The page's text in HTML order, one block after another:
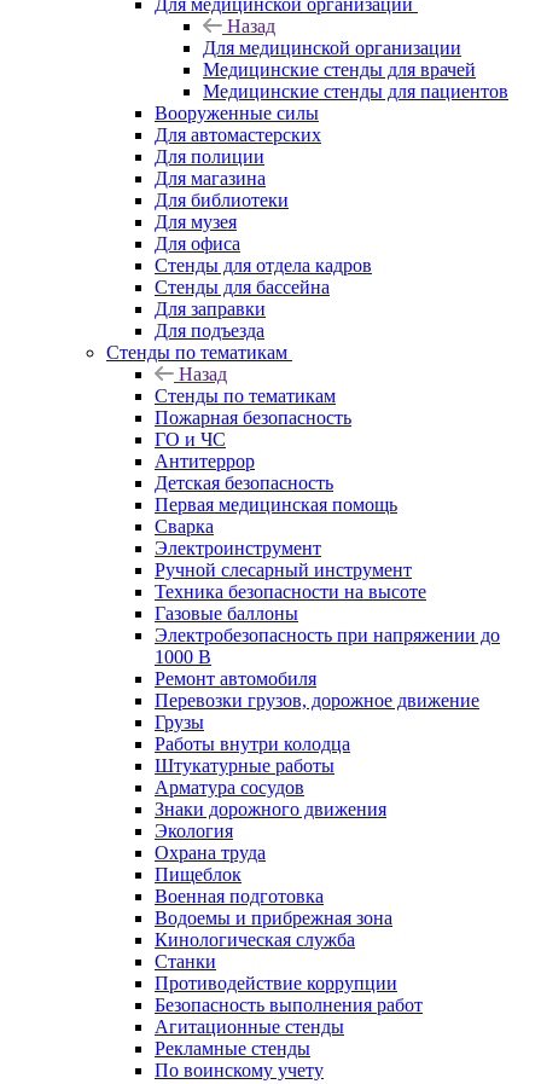
Для медицинской организации
Назад
Для медицинской организации
Медицинские стенды для врачей
Медицинские стенды для пациентов
Вооруженные силы
Для автомастерских
Для полиции
Для магазина
Для библиотеки
Для музея
Для офиса
Стенды для отдела кадров
Стенды для бассейна
Для заправки
Для подъезда
Стенды по тематикам
Назад
Стенды по тематикам
Пожарная безопасность
ГО и ЧС
Антитеррор
Детская безопасность
Первая медицинская помощь
Сварка
Электроинструмент
Ручной слесарный инструмент
Техника безопасности на высоте
Газовые баллоны
Электробезопасность при напряжении до
1000 В
Ремонт автомобиля
Перевозки грузов, дорожное движение
Грузы
Работы внутри колодца
Штукатурные работы
Арматура сосудов
Знаки дорожного движения
Экология
Охрана труда
Пищеблок
Военная подготовка
Водоемы и прибрежная зона
Кинологическая служба
Станки
Противодействие коррупции
Безопасность выполнения работ
Агитационные стенды
Рекламные стенды
По воинскому учету